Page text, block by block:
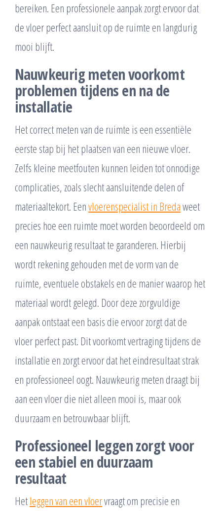
bereiken. Een professionele aanpak zorgt ervoor dat
de vloer perfect aansluit op de ruimte en langdurig
mooi blijft.
Nauwkeurig meten voorkomt
problemen tijdens en na de
installatie
Het correct meten van de ruimte is een essentiële
eerste stap bij het plaatsen van een nieuwe vloer.
Zelfs kleine meetfouten kunnen leiden tot onnodige
complicaties, zoals slecht aansluitende delen of
materiaaltekort. Eenvloerenspecialist in Bredaweet
precies hoe een ruimte moet worden beoordeeld om
een nauwkeurig resultaat te garanderen. Hierbij
wordt rekening gehouden met de vorm van de
ruimte, eventuele obstakels en de manier waarop het
materiaal wordt gelegd. Door deze zorgvuldige
aanpak ontstaat een basis die ervoor zorgt dat de
vloer perfect past. Dit voorkomt vertraging tijdens de
installatie en zorgt ervoor dat het eindresultaat strak
en professioneel oogt. Nauwkeurig meten draagt bij
aan een vloer die niet alleen mooi is, maar ook
duurzaam en betrouwbaar blijft.
Professioneel leggen zorgt voor
een stabiel en duurzaam
resultaat
Hetleggen van een vloervraagt om precisie en